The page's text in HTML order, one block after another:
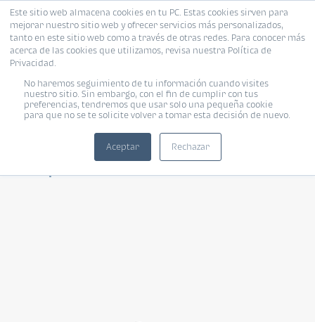
Este sitio web almacena cookies en tu PC. Estas cookies sirven para
mejorar nuestro sitio web y ofrecer servicios más personalizados,
tanto en este sitio web como a través de otras redes. Para conocer más
acerca de las cookies que utilizamos, revisa nuestra Política de
Privacidad.
No haremos seguimiento de tu información cuando visites
nuestro sitio. Sin embargo, con el fin de cumplir con tus
preferencias, tendremos que usar solo una pequeña cookie
para que no se te solicite volver a tomar esta decisión de nuevo.
Aceptar Rechazar
CIUDAD